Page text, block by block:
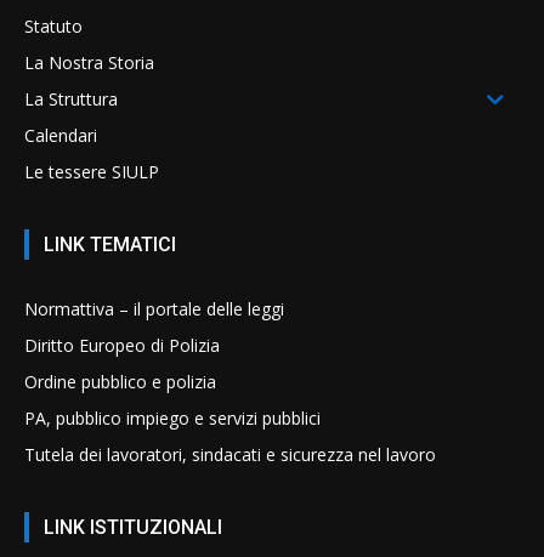
Statuto
La Nostra Storia
La Struttura
Calendari
Le tessere SIULP
LINK TEMATICI
Normattiva – il portale delle leggi
Diritto Europeo di Polizia
Ordine pubblico e polizia
PA, pubblico impiego e servizi pubblici
Tutela dei lavoratori, sindacati e sicurezza nel lavoro
LINK ISTITUZIONALI